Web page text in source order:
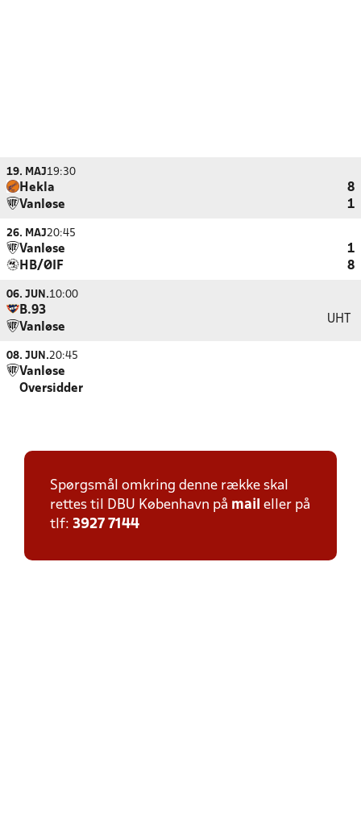
19. MAJ19:30
Hekla
8
Vanløse
1
26. MAJ20:45
Vanløse
1
HB/ØIF
8
06. JUN.10:00
B.93
Vanløse
UHT
08. JUN.20:45
Vanløse
Oversidder
Spørgsmål omkring denne række skal
rettes til DBU København på mail eller på
tlf: 3927 7144